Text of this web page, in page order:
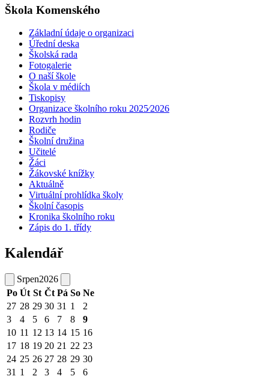
Škola Komenského
Základní údaje o organizaci
Úřední deska
Školská rada
Fotogalerie
O naší škole
Škola v médiích
Tiskopisy
Organizace školního roku 2025⁄2026
Rozvrh hodin
Rodiče
Školní družina
Učitelé
Žáci
Žákovské knížky
Aktuálně
Virtuální prohlídka školy
Školní časopis
Kronika školního roku
Zápis do 1. třídy
Kalendář
Srpen2026
Po Út St Čt Pá So Ne
27 28 29 30 31 1
2
3
4 5 6 7 8
9
10 11 12 13 14 15 16
17 18 19 20 21 22 23
24 25 26 27 28 29 30
31 1 2 3 4 5 6